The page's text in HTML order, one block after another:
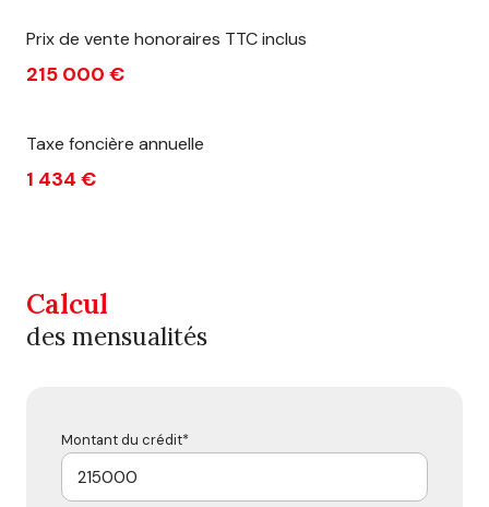
Prix de vente honoraires TTC inclus
215 000 €
Taxe foncière annuelle
1 434 €
Calcul
des mensualités
Montant du crédit*